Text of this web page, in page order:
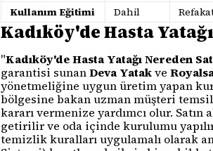
Kullanım Eğitimi
Dahil
Kadıköy'de Hasta
"Kadıköy'de Hasta Yatağı Nereden
garantisi sunanDeva Yatakve
yönetmeliğine uygun üretim yapan
bölgesine bakan uzman müşteri
kararı vermenize yardımcı olur.
getirilir ve oda içinde kurulumu yapılır.
temizlik kuralları uygulamalı olarak